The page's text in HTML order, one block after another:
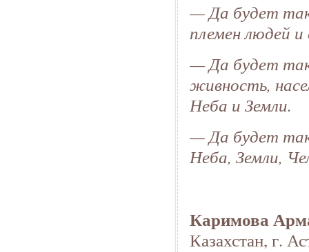
— Да будет
племен людей и
— Да будет
живность,
Неба и Земли.
— Да будет
Неба, Земли,
Каримова
Казахстан, г.